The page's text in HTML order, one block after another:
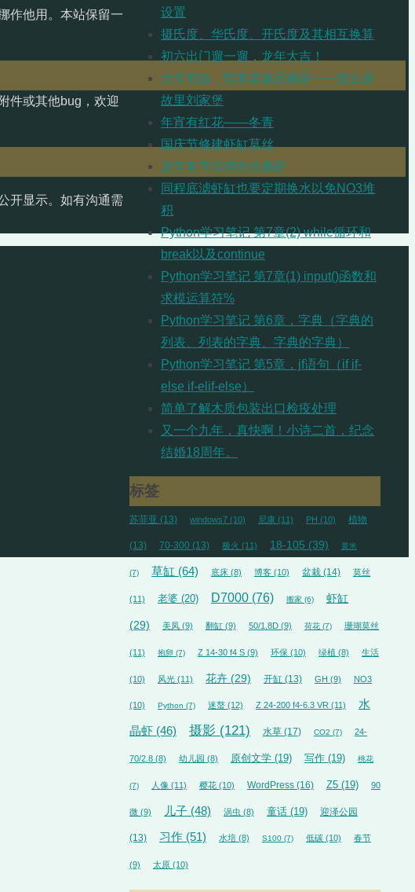
设置
摄氏度、华氏度、开氏度及其相互换算
初六出门遛一遛，龙年大吉！
大年初四，陪着老婆回娘家——游王琼
故里刘家堡
年宵有红花——冬青
国庆节修建虾缸莫丝
龙年春节仅存的水晶虾
同程底滤虾缸也要定期换水以免NO3堆
积
Python学习笔记 第7章(2) while循环和
break以及continue
Python学习笔记 第7章(1) input()函数和
求模运算符%
Python学习笔记 第6章，字典（字典的
列表、列表的字典、字典的字典）
Python学习笔记 第5章，jf语句（if if-
else if-elif-else）
简单了解木质包装出口检疫处理
又一个九年，真快啊！小诗二首，纪念
结婚18周年。
标签
苏菲亚 (13) windows7 (10) 尼康 (11) PH (10) 植物
(13) 70-300 (13) 极火 (11) 18-105 (39) 黄米
(7) 草缸 (64) 底床 (8) 博客 (10) 盆栽 (14) 莫丝
(11) 老婆 (20) D7000 (76) 搬家 (6) 虾缸
(29) 美凤 (9) 翻缸 (9) 50/1.8D (9) 荷花 (7) 珊瑚莫丝
(11) 抱卵 (7) Z 14-30 f4 S (9) 环保 (10) 绿植 (8) 生活
(10) 风光 (11) 花卉 (29) 开缸 (13) GH (9) NO3
(10) Python (7) 迷螯 (12) Z 24-200 f4-6.3 VR (11) 水
晶虾 (46) 摄影 (121) 水草 (17) CO2 (7) 24-
70/2.8 (8) 幼儿园 (8) 原创文学 (19) 写作 (19) 桃花
(7) 人像 (11) 樱花 (10) WordPress (16) Z5 (19) 90
微 (9) 儿子 (48) 涡虫 (8) 童话 (19) 迎泽公园
(13) 习作 (51) 水培 (8) S100 (7) 低碳 (10) 春节
(9) 太原 (10)
作他用。本站保留一
件或其他bug，欢迎
开显示。如有沟通需